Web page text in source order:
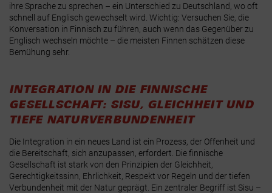
ihre Sprache zu sprechen – ein Unterschied zu Deutschland, wo oft
schnell auf Englisch gewechselt wird. Wichtig: Versuchen Sie, die
Konversation in Finnisch zu führen, auch wenn das Gegenüber zu
Englisch wechseln möchte – die meisten Finnen schätzen diese
Bemühung sehr.
INTEGRATION IN DIE FINNISCHE
GESELLSCHAFT: SISU, GLEICHHEIT UND
TIEFE NATURVERBUNDENHEIT
Die Integration in ein neues Land ist ein Prozess, der Offenheit und
die Bereitschaft, sich anzupassen, erfordert. Die finnische
Gesellschaft ist stark von den Prinzipien der Gleichheit,
Gerechtigkeitssinn, Ehrlichkeit, Respekt vor Regeln und der tiefen
Verbundenheit mit der Natur geprägt. Ein zentraler Begriff ist Sisu –